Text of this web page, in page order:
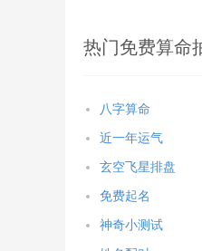
热门免费算命
八字算命
近一年运气
玄空飞星排盘
免费起名
神奇小测试